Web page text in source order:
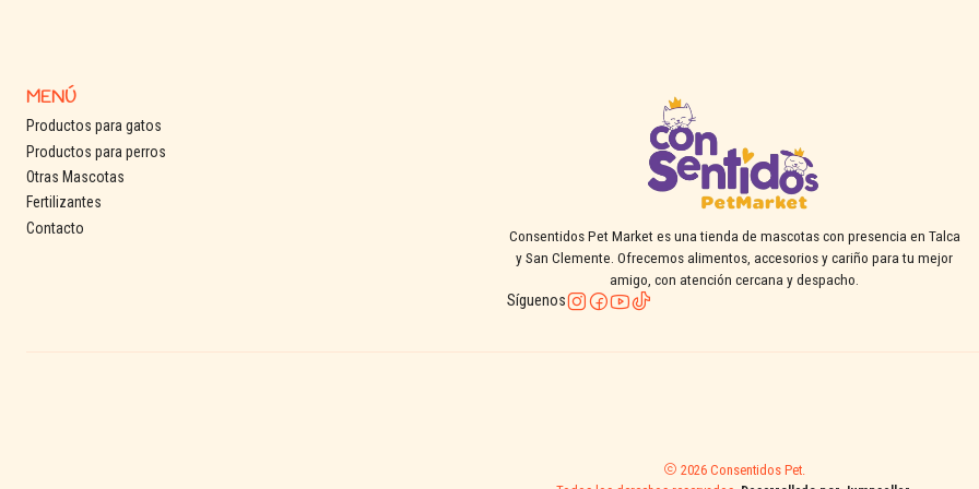
MENÚ
Productos para gatos
Productos para perros
Otras Mascotas
Fertilizantes
Contacto
Consentidos Pet Market es una tienda de mascotas con presencia en Talca
y San Clemente. Ofrecemos alimentos, accesorios y cariño para tu mejor
amigo, con atención cercana y despacho.
Síguenos
2026 Consentidos Pet.